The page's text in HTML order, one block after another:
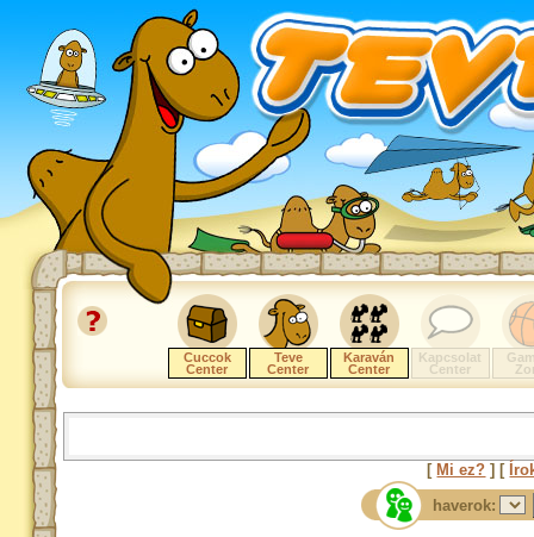
Cuccok
Center
Teve
Center
Karaván
Center
Kapcsolat
Center
[ Mi ez? ] [
haverok: